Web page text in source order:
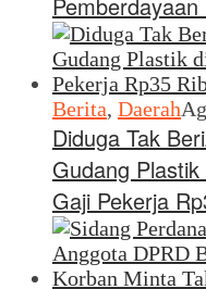
Berita, Daerah
Diduga Tak
Gudang
Gaji Pekerja